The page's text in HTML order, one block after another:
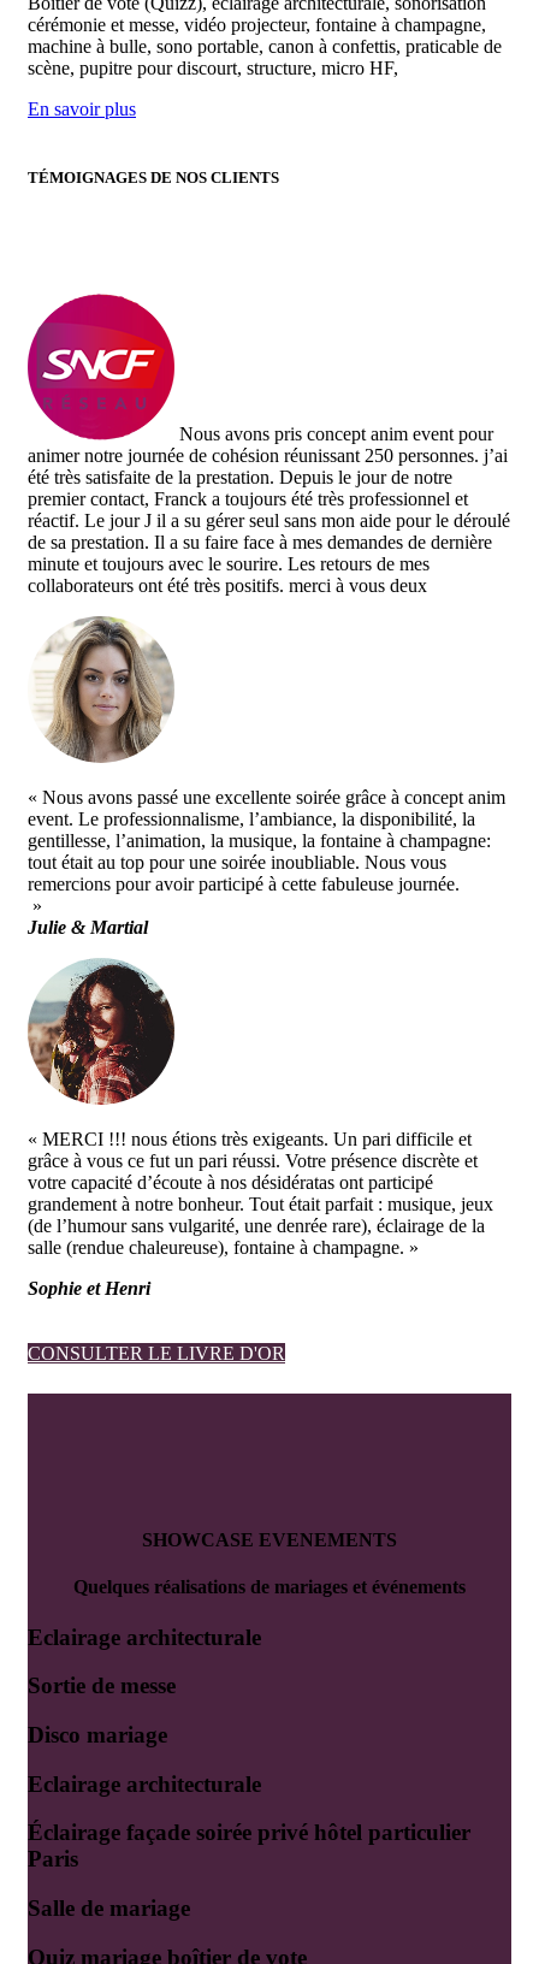
cérémonie et messe, vidéo projecteur, fontaine à champagne,
machine à bulle, sono portable, canon à confettis, praticable de
scène, pupitre pour discourt, structure, micro HF,
En savoir plus
TÉMOIGNAGES DE NOS CLIENTS
Nous avons pris concept anim event pour
animer notre journée de cohésion réunissant 250 personnes. j’ai
été très satisfaite de la prestation. Depuis le jour de notre
premier contact, Franck a toujours été très professionnel et
réactif. Le jour J il a su gérer seul sans mon aide pour le déroulé
de sa prestation. Il a su faire face à mes demandes de dernière
minute et toujours avec le sourire. Les retours de mes
collaborateurs ont été très positifs. merci à vous deux
« Nous avons passé une excellente soirée grâce à concept anim
event. Le professionnalisme, l’ambiance, la disponibilité, la
gentillesse, l’animation, la musique, la fontaine à champagne:
tout était au top pour une soirée inoubliable. Nous vous
remercions pour avoir participé à cette fabuleuse journée.
»
Julie & Martial
« MERCI !!! nous étions très exigeants. Un pari difficile et
grâce à vous ce fut un pari réussi. Votre présence discrète et
votre capacité d’écoute à nos désidératas ont participé
grandement à notre bonheur. Tout était parfait : musique, jeux
(de l’humour sans vulgarité, une denrée rare), éclairage de la
salle (rendue chaleureuse), fontaine à champagne. »
Sophie et Henri
CONSULTER LE LIVRE D'OR
SHOWCASE EVENEMENTS
Quelques réalisations de mariages et événements
Eclairage architecturale
Sortie de messe
Disco mariage
Eclairage architecturale
Éclairage façade soirée privé hôtel particulier
Paris
Salle de mariage
Quiz mariage boîtier de vote